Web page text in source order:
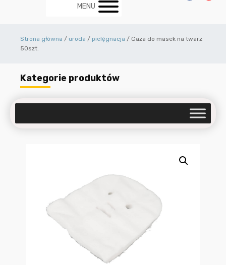
MENU
Strona główna / uroda / pielęgnacja / Gaza do masek na twarz
50szt.
Kategorie produktów